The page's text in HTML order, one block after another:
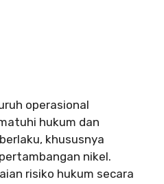
operasional
hukum dan
khususnya
nikel.
risiko hukum secara